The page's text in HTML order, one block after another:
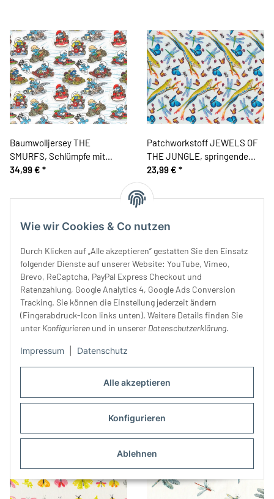
Alle akzeptieren
Konfigurieren
Ablehnen
Wie wir Cookies & Co nutzen
Durch Klicken auf „Alle akzeptieren“ gestatten Sie den Einsatz
folgender Dienste auf unserer Website: YouTube, Vimeo,
Brevo, ReCaptcha, PayPal Express Checkout und
Ratenzahlung, Google Analytics 4, Google Ads Conversion
Tracking. Sie können die Einstellung jederzeit ändern
(Fingerabdruck-Icon links unten). Weitere Details finden Sie
unter Konfigurieren und in unserer Datenschutzerklärung.
Impressum Datenschutz
Baumwolljersey THE
SMURFS, Schlümpfe mit
Gokart, ZannaZ
34,99 € *
Patchworkstoff JEWELS OF
THE JUNGLE, springende
Frösche, weiß, Studio E
23,99 € *
Patchworkstoff SIMPLE
PLEASURES mit Häusern und
Herzen, schwarz, Northcott
NACHTFALTER, Acufactum
29,99 €